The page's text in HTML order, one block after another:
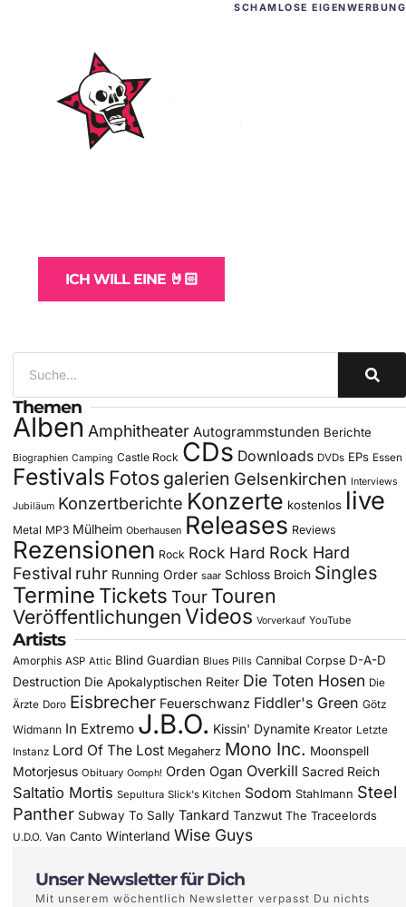
SCHAMLOSE EIGENWERBUNG
ICH WILL EINE 🤘🏻
Themen
Alben Amphitheater Autogrammstunden Berichte
Biographien Camping Castle Rock CDs Downloads DVDs EPs Essen
Festivals Fotos galerien Gelsenkirchen Interviews
Jubiläum Konzertberichte Konzerte kostenlos live
Metal MP3 Mülheim Oberhausen Releases Reviews
Rezensionen Rock Rock Hard Rock Hard
Festival ruhr Running Order saar Schloss Broich Singles
Termine Tickets Tour Touren
Veröffentlichungen Videos Vorverkauf YouTube
Artists
Amorphis ASP Attic Blind Guardian Blues Pills Cannibal Corpse D-A-D
Destruction Die Apokalyptischen Reiter Die Toten Hosen Die
Ärzte Doro Eisbrecher Feuerschwanz Fiddler's Green Götz
Widmann In Extremo J.B.O. Kissin' Dynamite Kreator Letzte
Instanz Lord Of The Lost Megaherz Mono Inc. Moonspell
Motorjesus Obituary Oomph! Orden Ogan Overkill Sacred Reich
Saltatio Mortis Sepultura Slick's Kitchen Sodom Stahlmann Steel
Panther Subway To Sally Tankard Tanzwut The Traceelords
U.D.O. Van Canto Winterland Wise Guys
Unser Newsletter für Dich
Mit unserem wöchentlich Newsletter verpasst Du nichts